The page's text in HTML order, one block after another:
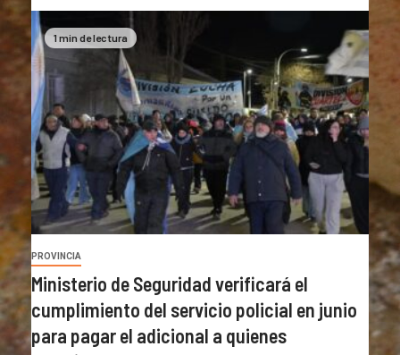
1 min de lectura
PROVINCIA
Ministerio de Seguridad verificará el
cumplimiento del servicio policial en junio
para pagar el adicional a quienes